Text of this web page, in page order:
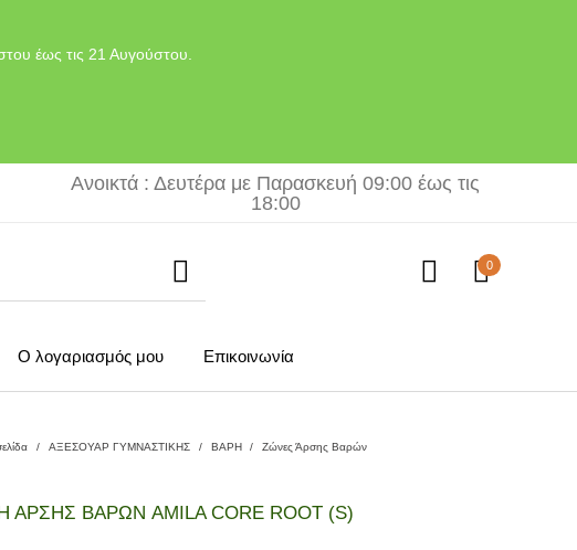
έως τις 21 Αυγούστου.
Ανοικτά : Δευτέρα με Παρασκευή 09:00 έως τις
18:00
0
Ο λογαριασμός μου Επικοινωνία
/ ΑΞΕΣΟΥΑΡ ΓΥΜΝΑΣΤΙΚΗΣ / ΒΑΡΗ / Ζώνες Άρσης Βαρών
ΑΡΣΗΣ ΒΑΡΩΝ AMILA CORE ROOT (S)